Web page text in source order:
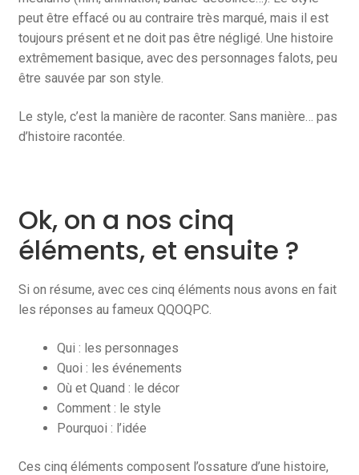
peut être effacé ou au contraire très marqué, mais il est
toujours présent et ne doit pas être négligé. Une histoire
extrêmement basique, avec des personnages falots, peu
être sauvée par son style.
Le style, c’est la manière de raconter. Sans manière… pas
d’histoire racontée.
Ok, on a nos cinq
éléments, et ensuite ?
Si on résume, avec ces cinq éléments nous avons en fait
les réponses au fameux QQOQPC.
Qui : les personnages
Quoi : les événements
Où et Quand : le décor
Comment : le style
Pourquoi : l’idée
Ces cinq éléments composent l’ossature d’une histoire,